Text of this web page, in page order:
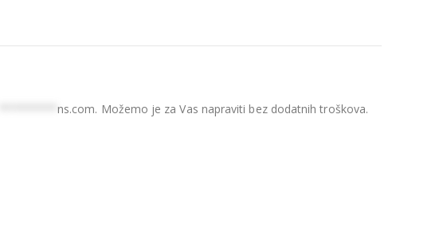
*********ns.com. Možemo je za Vas napraviti bez dodatnih troškova.